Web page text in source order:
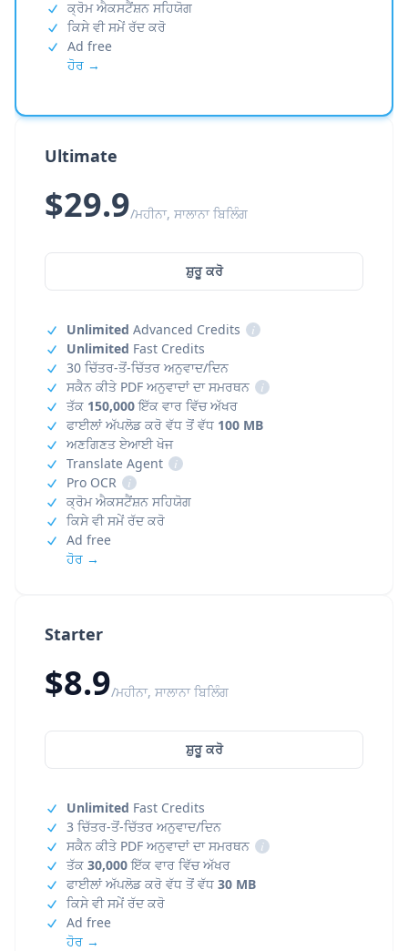
Starter
$8.9/ਮਹੀਨਾ, ਸਾਲਾਨਾ ਬਿਲਿੰਗ
ਸ਼ੁਰੂ ਕਰੋ
Unlimited Fast Credits
3 ਚਿੱਤਰ-ਤੋਂ-ਚਿੱਤਰ ਅਨੁਵਾਦ/ਦਿਨ
ਸਕੈਨ ਕੀਤੇ PDF ਅਨੁਵਾਦਾਂ ਦਾ ਸਮਰਥਨ
i
ਤੱਕ 30,000ਇੱਕ ਵਾਰ ਵਿੱਚ ਅੱਖਰ
ਫਾਈਲਾਂ ਅੱਪਲੋਡ ਕਰੋ ਵੱਧ ਤੋਂ ਵੱਧ 30 MB
ਕਿਸੇ ਵੀ ਸਮੇਂ ਰੱਦ ਕਰੋ
Ad free
ਹੋਰ →
ਕ੍ਰੋਮ ਐਕਸਟੈਂਸ਼ਨ ਸਹਿਯੋਗ
ਕਿਸੇ ਵੀ ਸਮੇਂ ਰੱਦ ਕਰੋ
Ad free
ਹੋਰ →
Ultimate
$29.9/ਮਹੀਨਾ, ਸਾਲਾਨਾ ਬਿਲਿੰਗ
ਸ਼ੁਰੂ ਕਰੋ
Unlimited Advanced Credits
i
Unlimited Fast Credits
30 ਚਿੱਤਰ-ਤੋਂ-ਚਿੱਤਰ ਅਨੁਵਾਦ/ਦਿਨ
ਸਕੈਨ ਕੀਤੇ PDF ਅਨੁਵਾਦਾਂ ਦਾ ਸਮਰਥਨ
i
ਤੱਕ 150,000ਇੱਕ ਵਾਰ ਵਿੱਚ ਅੱਖਰ
ਫਾਈਲਾਂ ਅੱਪਲੋਡ ਕਰੋ ਵੱਧ ਤੋਂ ਵੱਧ 100 MB
ਅਣਗਿਣਤ ਏਆਈ ਖੋਜ
Translate Agent
i
Pro OCR
i
ਕ੍ਰੋਮ ਐਕਸਟੈਂਸ਼ਨ ਸਹਿਯੋਗ
ਕਿਸੇ ਵੀ ਸਮੇਂ ਰੱਦ ਕਰੋ
Ad free
ਹੋਰ →